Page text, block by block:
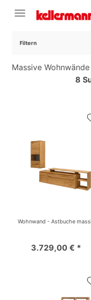
Filtern
Massive Wohnwände
8
Wohnwand - Astbuche
3.729,00 € *